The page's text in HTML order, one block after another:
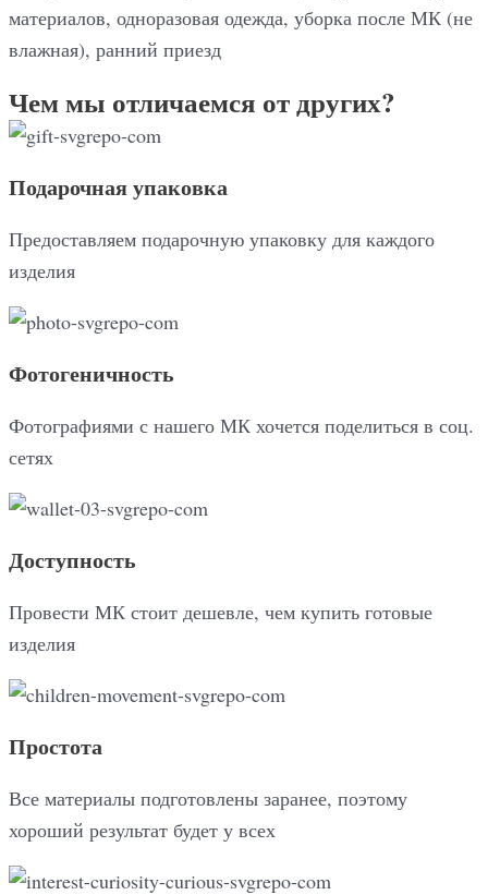
материалов, одноразовая одежда, уборка после МК (не
влажная), ранний приезд
Чем мы отличаемся от других?
Подарочная упаковка
Предоставляем подарочную упаковку для каждого
изделия
Фотогеничность
Фотографиями с нашего МК хочется поделиться в соц.
сетях
Доступность
Провести МК стоит дешевле, чем купить готовые
изделия
Простота
Все материалы подготовлены заранее, поэтому
хороший результат будет у всех